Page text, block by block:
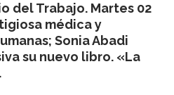
del Trabajo. Martes 02
médica y
Sonia Abadi
su nuevo libro. «La